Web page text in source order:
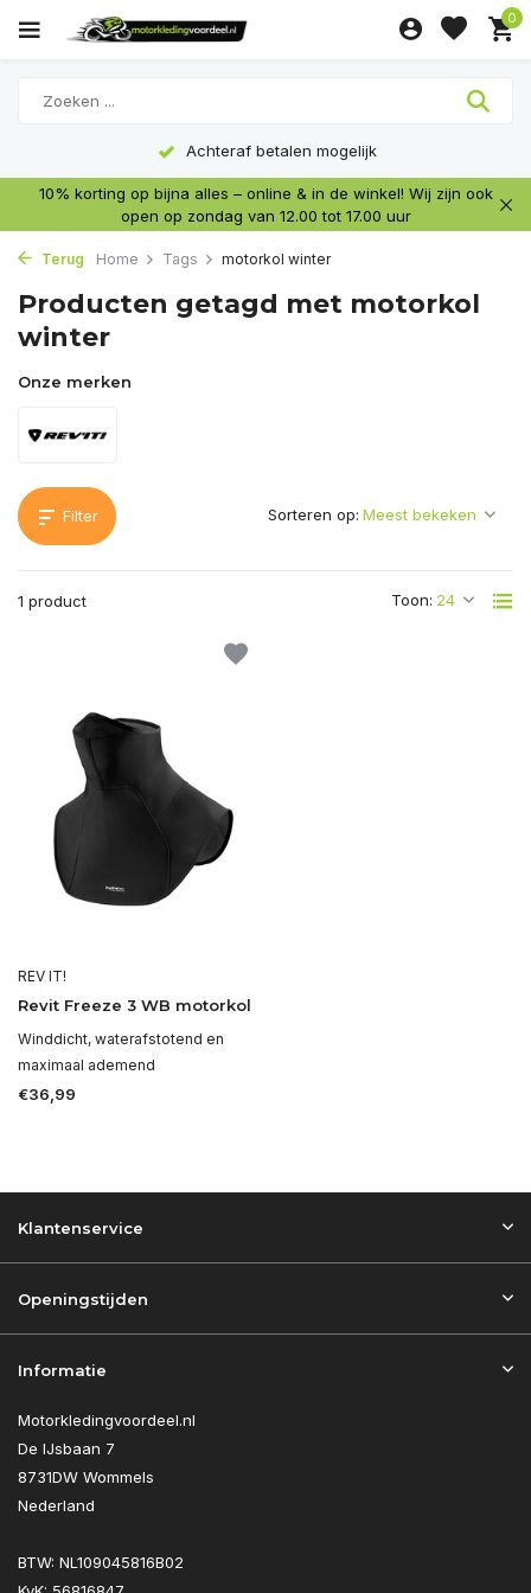
0
Achteraf betalen mogelijk
10% korting op bijna alles – online & in de winkel! Wij zijn ook
open op zondag van 12.00 tot 17.00 uur
Terug Home Tags motorkol winter
Producten getagd met motorkol
winter
Onze merken
Filter
1 product Toon:
Sorteren op:
REV IT!
Revit Freeze 3 WB motorkol
Winddicht, waterafstotend en
maximaal ademend
€36,99
Klantenservice
Openingstijden
Informatie
Motorkledingvoordeel.nl
De IJsbaan 7
8731DW Wommels
Nederland
BTW: NL109045816B02